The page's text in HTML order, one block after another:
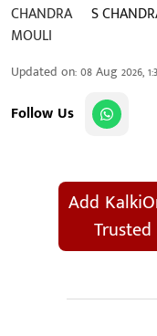
S
Updated on:08 Aug 2026,
Follow Us
Add